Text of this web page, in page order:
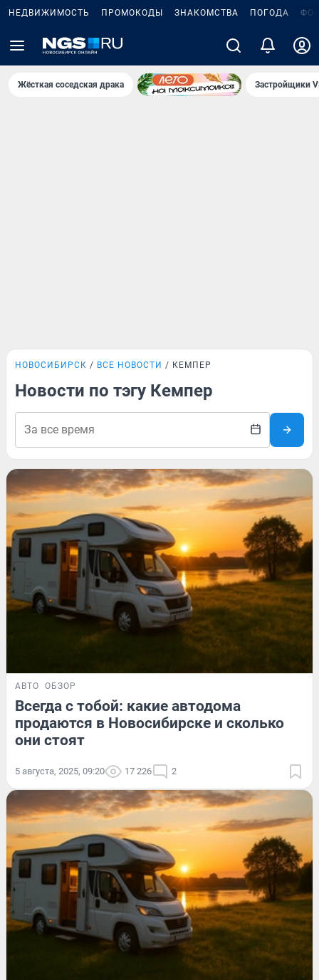
НЕДВИЖИМОСТЬ ПРОМОКОДЫ ЗНАКОМСТВА ПОГОДА
Жёсткая соседская драка Застройщики
НОВОСИБИРСК ВСЕ НОВОСТИ КЕМПЕР
Новости по тэгу Кемпер
АВТО ОБЗОР
Всегда с тобой: какие автодома
продаются в Новосибирске и сколько
они стоят
5 августа, 2025, 09:20 17 226 2